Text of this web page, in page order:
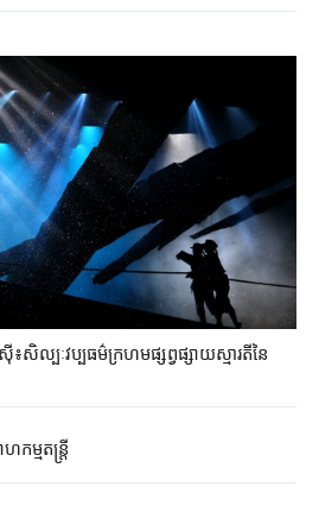
៖​សិល្បៈវប្បធម៌ក្រហម​ផ្សព្វផ្សាយស្មារតីនៃ​
កម្ម​តន្ត្រី​